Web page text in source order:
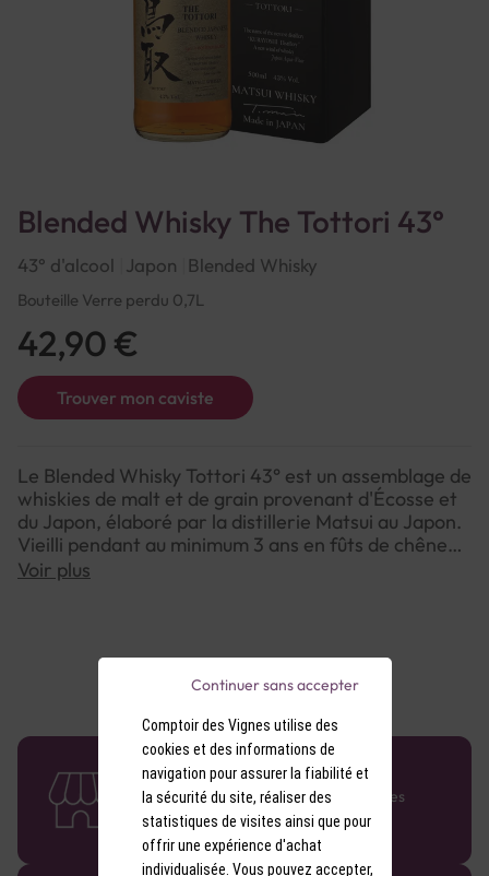
Blended Whisky The Tottori 43°
43° d'alcool Japon Blended Whisky
Bouteille Verre perdu 0,7L
Trouver mon caviste
42,90 €
Le Blended Whisky Tottori 43° est un assemblage de
whiskies de malt et de grain provenant d'Écosse et
du Japon, élaboré par la distillerie Matsui au Japon.
Vieilli pendant au minimum 3 ans en fûts de chêne
blanc toastés, ce whisky révèle un profil aromatique
secs, de vanille, de miel et d'épices douces.
fruits mûrs, de céréales grillées, de noix et d'épices.
Finale: Longue et persistante, sur des notes boisées
et légèrement fumées.
Voir plus
58 caves en France
Retrouvez le réseau Comptoir des Vignes
partout en France !
Comptoir des Vignes utilise des
cookies et des informations de
navigation pour assurer la fiabilité et
la sécurité du site, réaliser des
statistiques de visites ainsi que pour
offrir une expérience d'achat
individualisée. Vous pouvez accepter,
Continuer sans accepter